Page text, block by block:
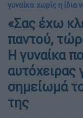
γυναίκα χωρίς η ίδια
«Σας έχω
παντού,
Η γυναίκα
αυτόχειρας
σημείωμά
της